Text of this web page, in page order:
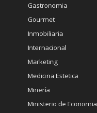
Gastronomia
Gourmet
Inmobiliaria
Internacional
Marketing
Medicina Estetica
Minería
Ministerio de Economia